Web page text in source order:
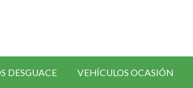
SOLICITAR
RECAMBIOS
DESGUACE VEHÍCULOS OCASIÓN